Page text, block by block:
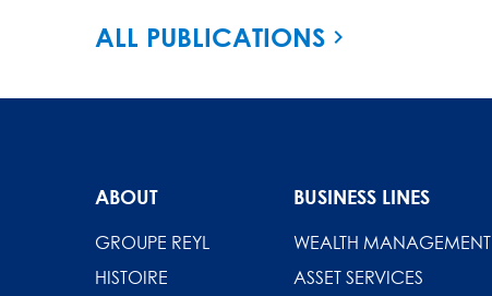
ALL PUBLICATIONS
ABOUT
GROUPE REYL
HISTOIRE
BUSINESS LINES
WEALTH MANAGEMENT
ASSET SERVICES